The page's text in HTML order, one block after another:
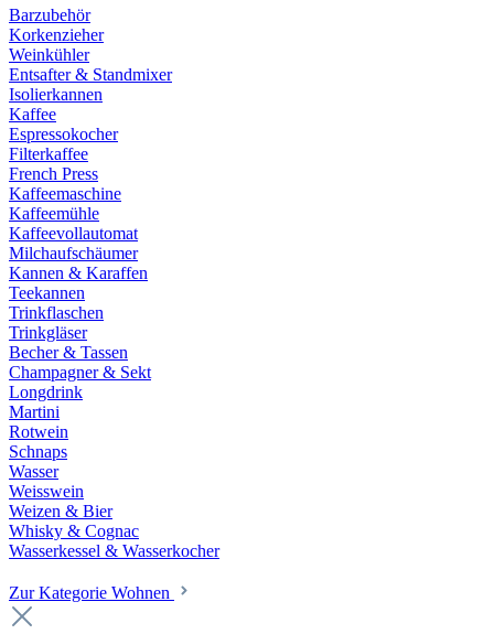
Barzubehör
Korkenzieher
Weinkühler
Entsafter & Standmixer
Isolierkannen
Kaffee
Espressokocher
Filterkaffee
French Press
Kaffeemaschine
Kaffeemühle
Kaffeevollautomat
Milchaufschäumer
Kannen & Karaffen
Teekannen
Trinkflaschen
Trinkgläser
Becher & Tassen
Champagner & Sekt
Longdrink
Martini
Rotwein
Schnaps
Wasser
Weisswein
Weizen & Bier
Whisky & Cognac
Wasserkessel & Wasserkocher
Zur Kategorie Wohnen